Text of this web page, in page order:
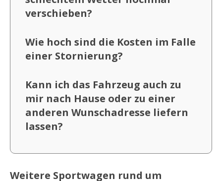
verschieben?
Wie hoch sind die Kosten im Falle
einer Stornierung?
Kann ich das Fahrzeug auch zu
mir nach Hause oder zu einer
anderen Wunschadresse liefern
lassen?
Weitere Sportwagen rund um